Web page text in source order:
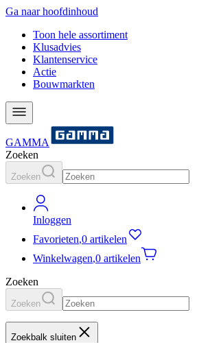
Ga naar hoofdinhoud
Toon hele assortiment
Klusadvies
Klantenservice
Actie
Bouwmarkten
GAMMA
Zoeken
Zoeken
Inloggen
Favorieten,0 artikelen
Winkelwagen,0 artikelen
Zoeken
Zoeken
Zoekbalk sluiten